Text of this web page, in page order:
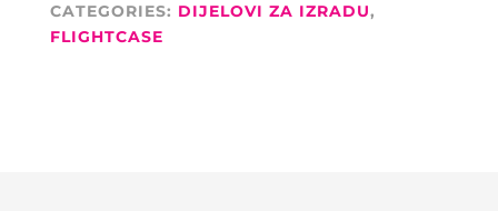
QUANTITY
CATEGORIES: DIJELOVI ZA IZRADU,
FLIGHTCASE